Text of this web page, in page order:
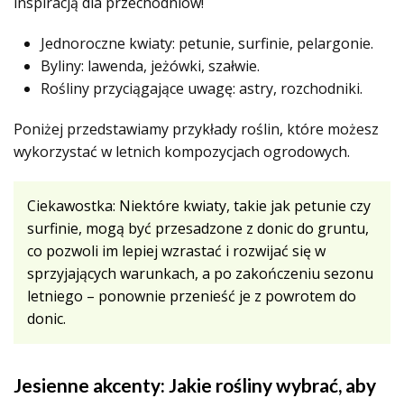
Jednoroczne kwiaty: petunie, surfinie, pelargonie.
Byliny: lawenda, jeżówki, szałwie.
Rośliny przyciągające uwagę: astry, rozchodniki.
Poniżej przedstawiamy przykłady roślin, które możesz
wykorzystać w letnich kompozycjach ogrodowych.
Ciekawostka: Niektóre kwiaty, takie jak petunie czy
surfinie, mogą być przesadzone z donic do gruntu,
co pozwoli im lepiej wzrastać i rozwijać się w
sprzyjających warunkach, a po zakończeniu sezonu
letniego – ponownie przenieść je z powrotem do
donic.
Jesienne akcenty: Jakie rośliny wybrać, aby